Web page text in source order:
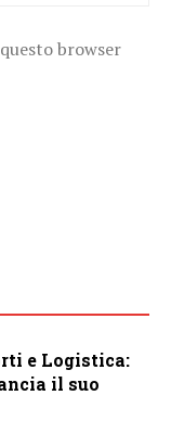
browser
e Logistica:
il suo